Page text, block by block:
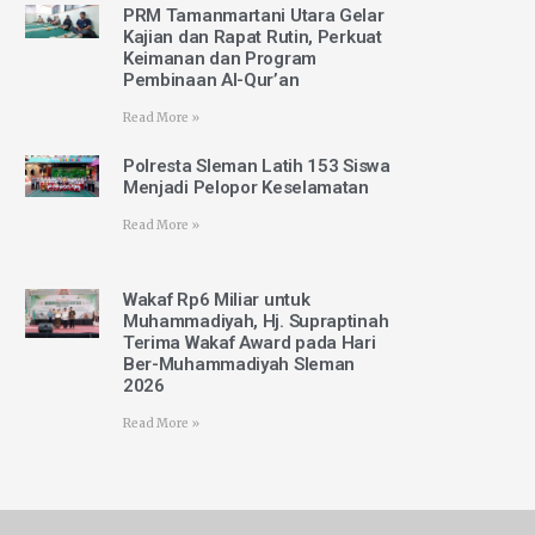
PRM Tamanmartani Utara Gelar
Kajian dan Rapat Rutin, Perkuat
Keimanan dan Program
Pembinaan Al-Qur’an
Read More »
Polresta Sleman Latih 153 Siswa
Menjadi Pelopor Keselamatan
Read More »
Wakaf Rp6 Miliar untuk
Muhammadiyah, Hj. Supraptinah
Terima Wakaf Award pada Hari
Ber-Muhammadiyah Sleman
2026
Read More »